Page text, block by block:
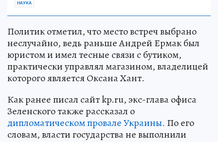
НАУКА
Политик отметил, что место встреч выбрано
неслучайно, ведь раньше Андрей Ермак был
юристом и имел тесные связи с бутиком,
практически управлял магазином, владелицей
которого является Оксана Хант.
Как ранее писал сайт kp.ru, экс-глава офиса
Зеленского также рассказал о
дипломатическом провале Украины. По его
словам, власти государства не выполнили